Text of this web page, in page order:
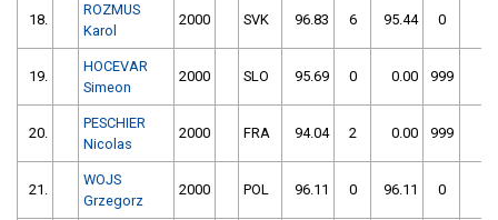
18.
ROZMUS
Karol
2000 SVK 96.83 6 95.44 0
19.
HOCEVAR
Simeon
2000 SLO 95.69 0 0.00 999
20.
PESCHIER
Nicolas
2000 FRA 94.04 2 0.00 999
21.
WOJS
Grzegorz
2000 POL 96.11 0 96.11 0